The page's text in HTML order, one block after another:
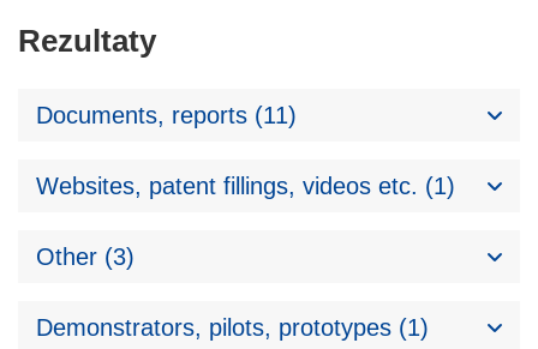
Rezultaty
Documents, reports (11)
Websites, patent fillings, videos etc. (1)
Other (3)
Demonstrators, pilots, prototypes (1)